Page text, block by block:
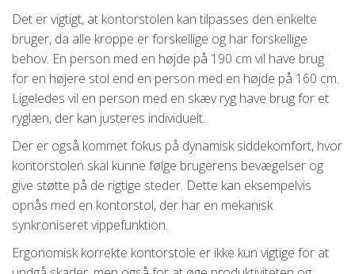
Det er vigtigt, at kontorstolen kan tilpasses den enkelte
bruger, da alle kroppe er forskellige og har forskellige
behov. En person med en højde på 190 cm vil have brug
for en højere stol end en person med en højde på 160 cm.
Ligeledes vil en person med en skæv ryg have brug for et
ryglæn, der kan justeres individuelt.
Der er også kommet fokus på dynamisk siddekomfort, hvor
kontorstolen skal kunne følge brugerens bevægelser og
give støtte på de rigtige steder. Dette kan eksempelvis
opnås med en kontorstol, der har en mekanisk
synkroniseret vippefunktion.
Ergonomisk korrekte kontorstole er ikke kun vigtige for at